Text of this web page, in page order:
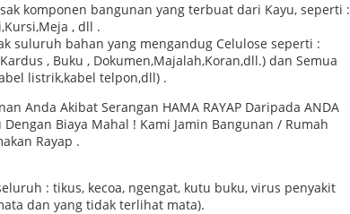
komponen bangunan yang terbuat dari Kayu, seperti :
, dll .
suluruh bahan yang mengandug Celulose seperti :
, Buku , Dokumen,Majalah,Koran,dll.) dan Semua
listrik,kabel telpon,dll) .
Anda Akibat Serangan HAMA RAYAP Daripada ANDA
Biaya Mahal ! Kami Jamin Bangunan / Rumah
Rayap .
: tikus, kecoa, ngengat, kutu buku, virus penyakit
dan yang tidak terlihat mata).